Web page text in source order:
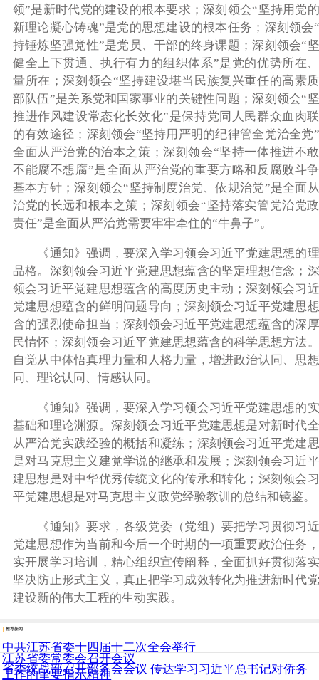
领”是新时代党的建设的根本要求；深刻领会“坚持用党
新理论凝心铸魂”是党的思想建设的根本任务；深刻领会
持锤炼坚强党性”是党员、干部的终身课题；深刻领会“
健全上下贯通、执行有力的组织体系”是党的优势所在
量所在；深刻领会“坚持建设堪当民族复兴重任的高素
部队伍”是关系党和国家事业的关键性问题；深刻领会“
推进作风建设常态化长效化”是保持党同人民群众血肉
的有效途径；深刻领会“坚持用严明的纪律管全党治全党
全面从严治党的治本之策；深刻领会“坚持一体推进不
不能腐不想腐”是全面从严治党的重要方略和反腐败斗
基本方针；深刻领会“坚持制度治党、依规治党”是全面
治党的长远和根本之策；深刻领会“坚持落实管党治党
责任”是全面从严治党需要牢牢牵住的“牛鼻子”。
《通知》强调，要深入学习领会习近平党建思想的
品格。深刻领会习近平党建思想蕴含的坚定理想信念；
领会习近平党建思想蕴含的高度历史主动；深刻领会习
党建思想蕴含的鲜明问题导向；深刻领会习近平党建思
含的强烈使命担当；深刻领会习近平党建思想蕴含的深
民情怀；深刻领会习近平党建思想蕴含的科学思想方法
自觉从中体悟真理力量和人格力量，增进政治认同、思
同、理论认同、情感认同。
《通知》强调，要深入学习领会习近平党建思想的
基础和理论渊源。深刻领会习近平党建思想是对新时代
从严治党实践经验的概括和凝练；深刻领会习近平党建
是对马克思主义建党学说的继承和发展；深刻领会习近
建思想是对中华优秀传统文化的传承和转化；深刻领会
平党建思想是对马克思主义政党经验教训的总结和镜鉴。
《通知》要求，各级党委（党组）要把学习贯彻习
党建思想作为当前和今后一个时期的一项重要政治任务
实开展学习培训，精心组织宣传阐释，全面抓好贯彻落
坚决防止形式主义，真正把学习成效转化为推进新时代
建设新的伟大工程的生动实践。
推荐新闻
中共江苏省委十四届十二次全会举行
江苏省委常委会召开会议
省委统战部召开部务会会议 传达学习习近平总书记对侨务
工作的重要指示精神